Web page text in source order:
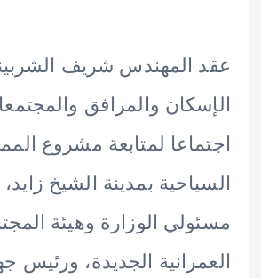
المهندس شريف الشربيني،
والمرافق والمجتمعات
لمتابعة مشروع المماشى
بمدينة الشيخ زايد، وذلك
الوزارة وهيئة المجتمعات
الجديدة، ورئيس جهاز